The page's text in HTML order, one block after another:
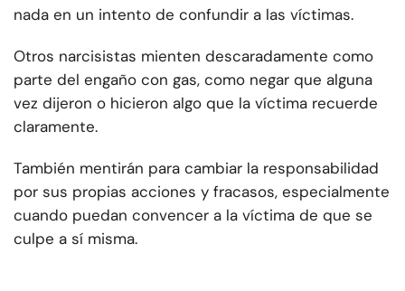
nada en un intento de confundir a las víctimas.
Otros narcisistas mienten descaradamente como
parte del engaño con gas, como negar que alguna
vez dijeron o hicieron algo que la víctima recuerde
claramente.
También mentirán para cambiar la responsabilidad
por sus propias acciones y fracasos, especialmente
cuando puedan convencer a la víctima de que se
culpe a sí misma.